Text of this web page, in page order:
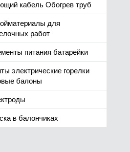
кабель Обогрев труб
для
работ
питания батарейки
электрические горелки
балоны
в балончиках